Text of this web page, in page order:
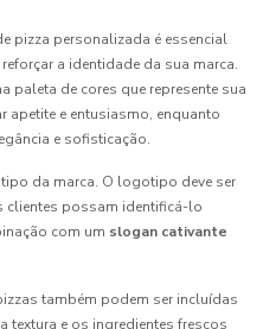
pizza personalizada é essencial
a identidade da sua marca.
paleta de cores que represente sua
apetite e entusiasmo, enquanto
e sofisticação.
da marca. O logotipo deve ser
clientes possam identificá-lo
com um slogan cativante
também podem ser incluídas
textura e os ingredientes frescos